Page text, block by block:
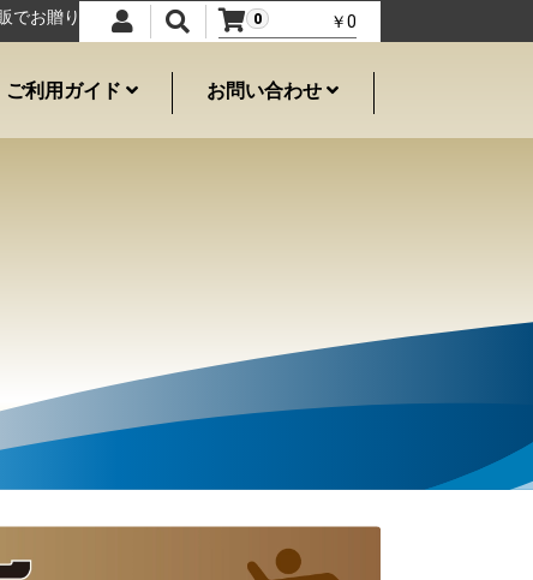
りいたします。 食べ物・食品系 風来坊の手羽先
0 ￥0
ご利用ガイド お問い合わせ